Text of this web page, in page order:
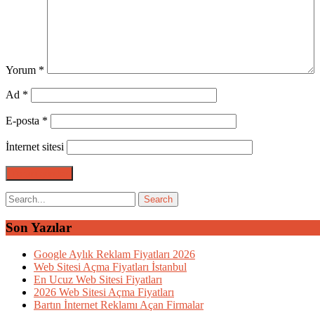
Yorum *
Ad *
E-posta *
İnternet sitesi
Son Yazılar
Google Aylık Reklam Fiyatları 2026
Web Sitesi Açma Fiyatları İstanbul
En Ucuz Web Sitesi Fiyatları
2026 Web Sitesi Açma Fiyatları
Bartın İnternet Reklamı Açan Firmalar